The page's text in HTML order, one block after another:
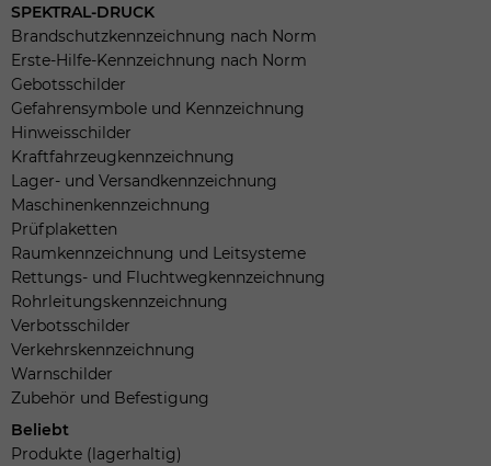
SPEKTRAL-DRUCK
Brandschutzkennzeichnung nach Norm
Erste-Hilfe-Kennzeichnung nach Norm
Gebotsschilder
Gefahrensymbole und Kennzeichnung
Hinweisschilder
Kraftfahrzeugkennzeichnung
Lager- und Versandkennzeichnung
Maschinenkennzeichnung
Prüfplaketten
Raumkennzeichnung und Leitsysteme
Rettungs- und Fluchtwegkennzeichnung
Rohrleitungskennzeichnung
Verbotsschilder
Verkehrskennzeichnung
Warnschilder
Zubehör und Befestigung
Beliebt
Produkte (lagerhaltig)